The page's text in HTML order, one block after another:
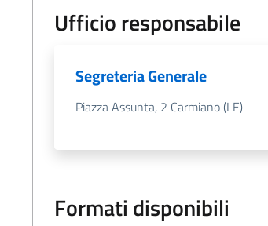
Ufficio responsabile
Segreteria Generale
Piazza Assunta, 2 Carmiano (LE)
Formati disponibili